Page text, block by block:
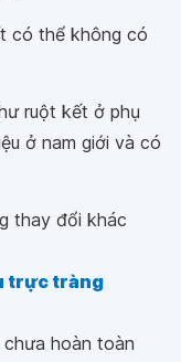
có thể không có
ruột kết ở phụ
ở nam giới và có
thay đổi khác
trực tràng
hoàn toàn